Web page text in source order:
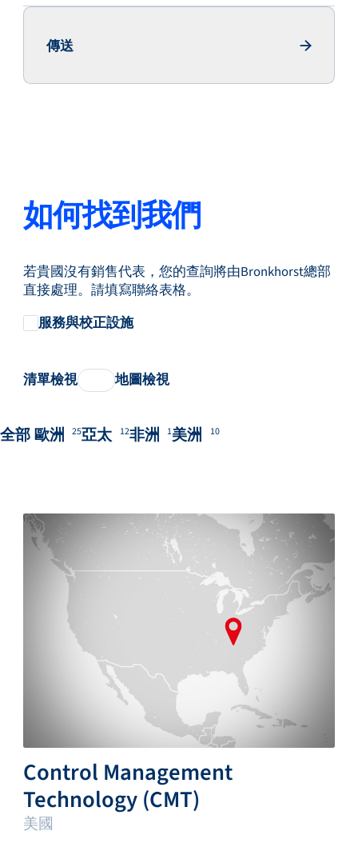
傳送
Send
如何找到我們
若貴國沒有銷售代表，您的查詢將由Bronkhorst總部
直接處理。請填寫聯絡表格。
服務與校正設施
清單檢視 地圖檢視
全部歐洲 25亞太 12非洲 1美洲 10
Control Management
Technology (CMT)
美國